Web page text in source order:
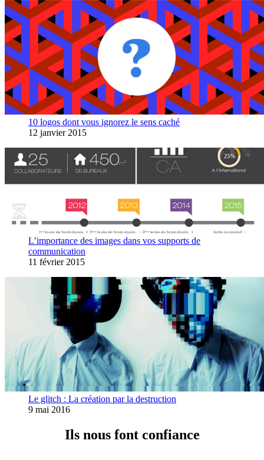
10 logos dont vous ignorez le sens caché
12 janvier 2015
L’importance des images dans vos supports de
communication
11 février 2015
Le glitch : La création par la destruction
9 mai 2016
Ils nous font confiance